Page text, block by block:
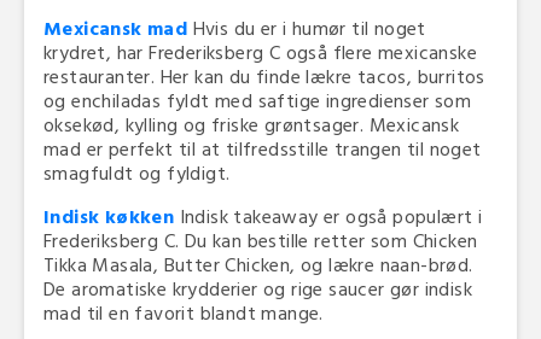
Mexicansk mad Hvis du er i humør til noget
krydret, har Frederiksberg C også flere mexicanske
restauranter. Her kan du finde lækre tacos, burritos
og enchiladas fyldt med saftige ingredienser som
oksekød, kylling og friske grøntsager. Mexicansk
mad er perfekt til at tilfredsstille trangen til noget
smagfuldt og fyldigt.
Indisk køkken Indisk takeaway er også populært i
Frederiksberg C. Du kan bestille retter som Chicken
Tikka Masala, Butter Chicken, og lækre naan-brød.
De aromatiske krydderier og rige saucer gør indisk
mad til en favorit blandt mange.